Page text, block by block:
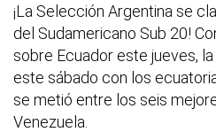
¡La Selección Argentina se
del Sudamericano Sub 20!
sobre Ecuador este jueves,
este sábado con los
se metió entre los seis
Venezuela.